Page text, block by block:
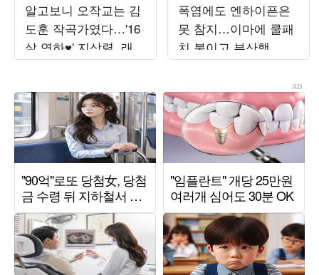
알고보니 오작교는 김
도훈 작곡가였다…'16
살 연하♥' 지상렬, 래퍼
와 만남 성사 ('살림남')
폭염에도 엔하이픈은
못 참지…이마에 쿨패
치 붙이고 부산행
[TEN현장]